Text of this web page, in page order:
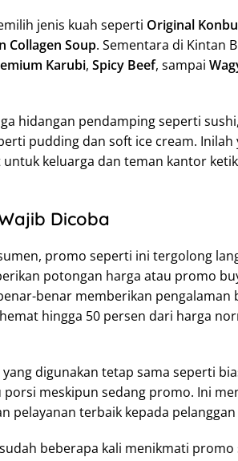
jenis kuah seperti Original
Collagen Soup. Sementara di Kintan
Karubi, Spicy Beef, sampai
hidangan pendamping seperti
pudding dan soft ice cream.
keluarga dan teman kantor
Dicoba
promo seperti ini tergolong
potongan harga atau promo
benar memberikan pengalaman
hingga 50 persen dari harga
digunakan tetap sama seperti
meskipun sedang promo. Ini
pelayanan terbaik kepada pelanggan
beberapa kali menikmati